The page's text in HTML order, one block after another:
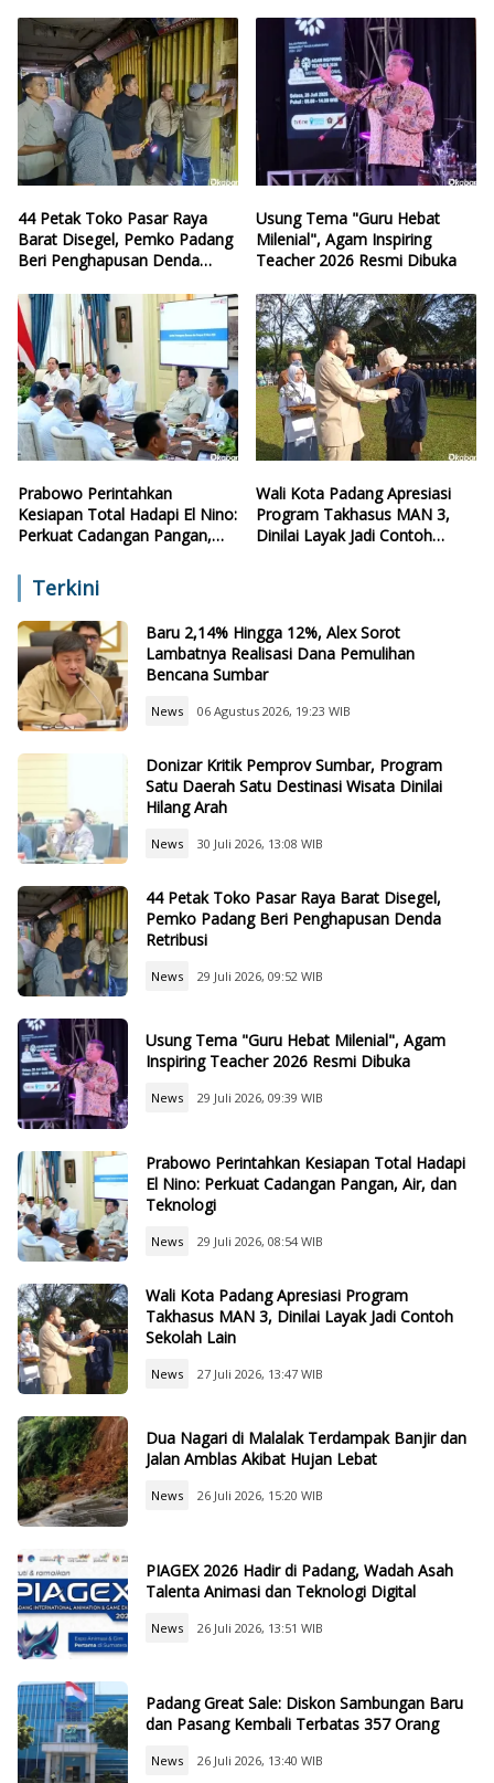
44 Petak Toko Pasar Raya
Barat Disegel, Pemko Padang
Beri Penghapusan Denda
Usung Tema "Guru Hebat
Milenial", Agam Inspiring
Teacher 2026 Resmi Dibuka
Prabowo Perintahkan
Kesiapan Total Hadapi El Nino:
Perkuat Cadangan Pangan,
Wali Kota Padang Apresiasi
Program Takhasus MAN 3,
Dinilai Layak Jadi Contoh
Terkini
Baru 2,14% Hingga 12%, Alex Sorot
Lambatnya Realisasi Dana Pemulihan
Bencana Sumbar
News 06 Agustus 2026, 19:23 WIB
Donizar Kritik Pemprov Sumbar, Program
Satu Daerah Satu Destinasi Wisata Dinilai
Hilang Arah
News 30 Juli 2026, 13:08 WIB
44 Petak Toko Pasar Raya Barat Disegel,
Pemko Padang Beri Penghapusan Denda
Retribusi
News 29 Juli 2026, 09:52 WIB
Usung Tema "Guru Hebat Milenial", Agam
Inspiring Teacher 2026 Resmi Dibuka
News 29 Juli 2026, 09:39 WIB
Prabowo Perintahkan Kesiapan Total Hadapi
El Nino: Perkuat Cadangan Pangan, Air, dan
Teknologi
News 29 Juli 2026, 08:54 WIB
Wali Kota Padang Apresiasi Program
Takhasus MAN 3, Dinilai Layak Jadi Contoh
Sekolah Lain
News 27 Juli 2026, 13:47 WIB
Dua Nagari di Malalak Terdampak Banjir dan
Jalan Amblas Akibat Hujan Lebat
News 26 Juli 2026, 15:20 WIB
PIAGEX 2026 Hadir di Padang, Wadah Asah
Talenta Animasi dan Teknologi Digital
News 26 Juli 2026, 13:51 WIB
Padang Great Sale: Diskon Sambungan Baru
dan Pasang Kembali Terbatas 357 Orang
News 26 Juli 2026, 13:40 WIB